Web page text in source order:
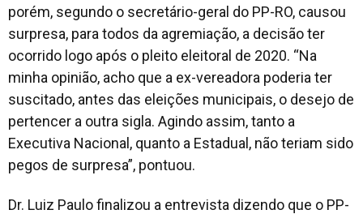
porém, segundo o secretário-geral do PP-RO, causou
surpresa, para todos da agremiação, a decisão ter
ocorrido logo após o pleito eleitoral de 2020. “Na
minha opinião, acho que a ex-vereadora poderia ter
suscitado, antes das eleições municipais, o desejo de
pertencer a outra sigla. Agindo assim, tanto a
Executiva Nacional, quanto a Estadual, não teriam sido
pegos de surpresa”, pontuou.
Dr. Luiz Paulo finalizou a entrevista dizendo que o PP-